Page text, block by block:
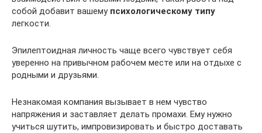
собой добавит вашему психологическому типу
легкости.
Эпилептоидная личность чаще всего чувствует себя
уверенно на привычном рабочем месте или на отдыхе с
родными и друзьями.
Незнакомая компания вызывает в нем чувство
напряжения и заставляет делать промахи. Ему нужно
учиться шутить, импровизировать и быстро доставать